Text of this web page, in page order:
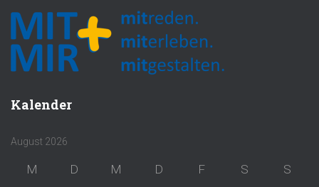
Kalender
August 2026
M D M D F S S